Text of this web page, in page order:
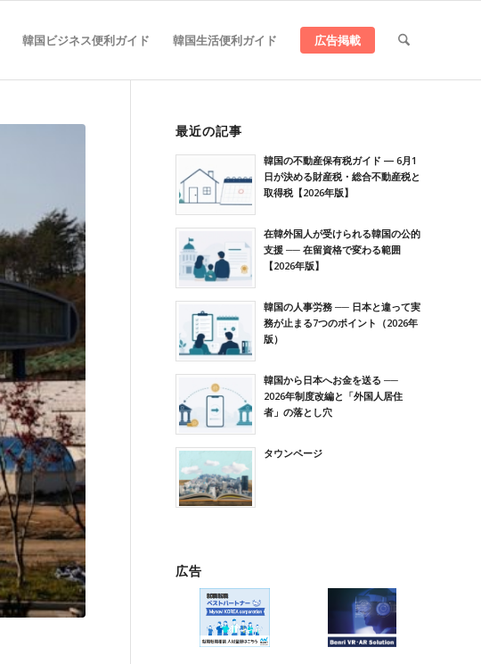
韓国ビジネス便利ガイド 韓国生活便利ガイド 広告掲載
最近の記事
韓国の不動産保有税ガイド ― 6月1
日が決める財産税・総合不動産税と
取得税【2026年版】
在韓外国人が受けられる韓国の公的
支援 ── 在留資格で変わる範囲
【2026年版】
韓国の人事労務 ── 日本と違って実
務が止まる7つのポイント（2026年
版）
韓国から日本へお金を送る ──
2026年制度改編と「外国人居住
者」の落とし穴
タウンページ
広告